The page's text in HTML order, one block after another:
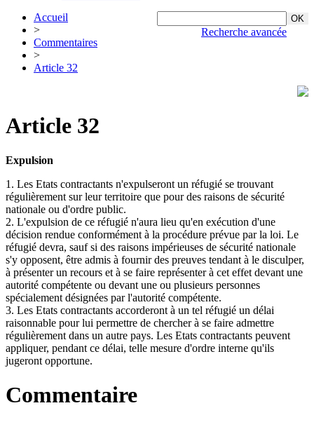
Recherche avancée
Accueil
>
Commentaires
>
Article 32
Article 32
Expulsion
1. Les Etats contractants n'expulseront un réfugié se trouvant
régulièrement sur leur territoire que pour des raisons de sécurité
nationale ou d'ordre public.
2. L'expulsion de ce réfugié n'aura lieu qu'en exécution d'une
décision rendue conformément à la procédure prévue par la loi. Le
réfugié devra, sauf si des raisons impérieuses de sécurité nationale
s'y opposent, être admis à fournir des preuves tendant à le disculper,
à présenter un recours et à se faire représenter à cet effet devant une
autorité compétente ou devant une ou plusieurs personnes
spécialement désignées par l'autorité compétente.
3. Les Etats contractants accorderont à un tel réfugié un délai
raisonnable pour lui permettre de chercher à se faire admettre
régulièrement dans un autre pays. Les Etats contractants peuvent
appliquer, pendant ce délai, telle mesure d'ordre interne qu'ils
jugeront opportune.
Commentaire